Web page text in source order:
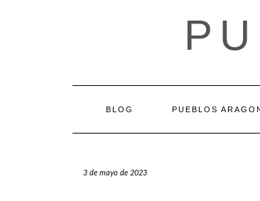
BLOG PUEBLOS
3 de mayo de 2023